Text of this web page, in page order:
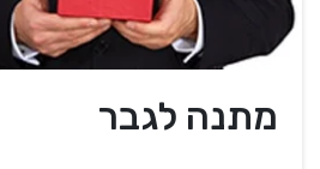
מתנה לגבר